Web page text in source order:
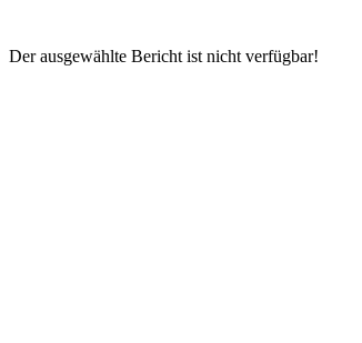
Der ausgewählte Bericht ist nicht verfügbar!